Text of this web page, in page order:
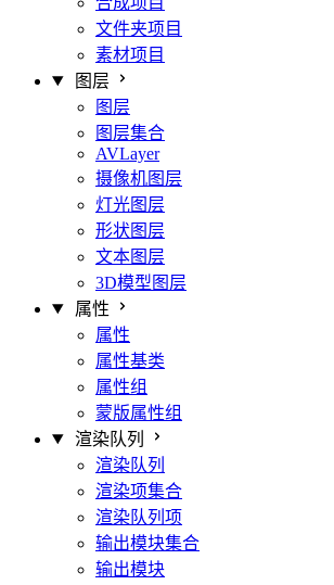
文件夹项目
素材项目
图层
图层
图层集合
AVLayer
摄像机图层
灯光图层
形状图层
文本图层
3D模型图层
属性
属性
属性基类
属性组
蒙版属性组
渲染队列
渲染队列
渲染项集合
渲染队列项
输出模块集合
输出模块